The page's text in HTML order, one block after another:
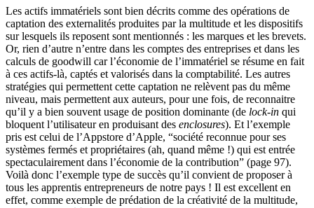
Les actifs immatériels sont bien décrits comme des opérations de
captation des externalités produites par la multitude et les dispositifs
sur lesquels ils reposent sont mentionnés : les marques et les brevets.
Or, rien d’autre n’entre dans les comptes des entreprises et dans les
calculs de goodwill car l’économie de l’immatériel se résume en fait
à ces actifs-là, captés et valorisés dans la comptabilité. Les autres
stratégies qui permettent cette captation ne relèvent pas du même
niveau, mais permettent aux auteurs, pour une fois, de reconnaitre
qu’il y a bien souvent usage de position dominante (de lock-in qui
bloquent l’utilisateur en produisant des enclosures). Et l’exemple
pris est celui de l’Appstore d’Apple, “société reconnue pour ses
systèmes fermés et propriétaires (ah, quand même !) qui est entrée
spectaculairement dans l’économie de la contribution” (page 97).
Voilà donc l’exemple type de succès qu’il convient de proposer à
tous les apprentis entrepreneurs de notre pays ! Il est excellent en
effet, comme exemple de prédation de la créativité de la multitude,